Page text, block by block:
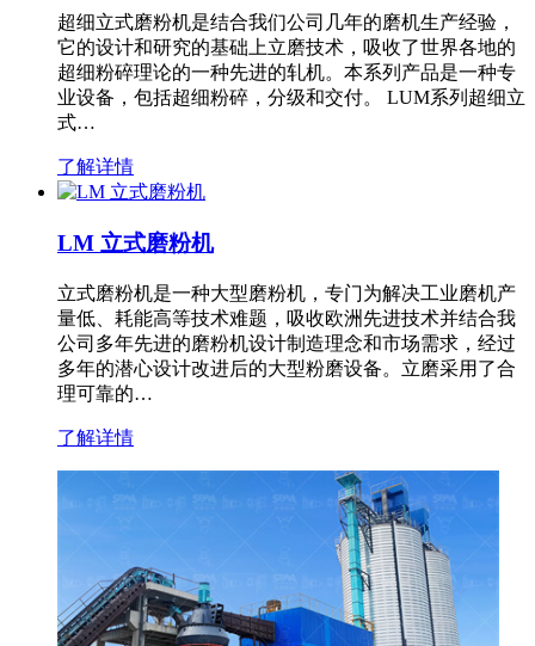
超细立式磨粉机是结合我们公司几年的磨机生产经验，
它的设计和研究的基础上立磨技术，吸收了世界各地的
超细粉碎理论的一种先进的轧机。本系列产品是一种专
业设备，包括超细粉碎，分级和交付。 LUM系列超细立
式…
了解详情
LM 立式磨粉机
立式磨粉机是一种大型磨粉机，专门为解决工业磨机产
量低、耗能高等技术难题，吸收欧洲先进技术并结合我
公司多年先进的磨粉机设计制造理念和市场需求，经过
多年的潜心设计改进后的大型粉磨设备。立磨采用了合
理可靠的…
了解详情